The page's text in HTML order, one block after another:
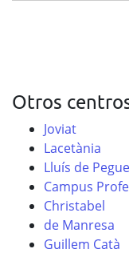
Otros
Joviat
Lacetània
Lluís de
Campus
Christabel
de Manresa
Guillem Catà